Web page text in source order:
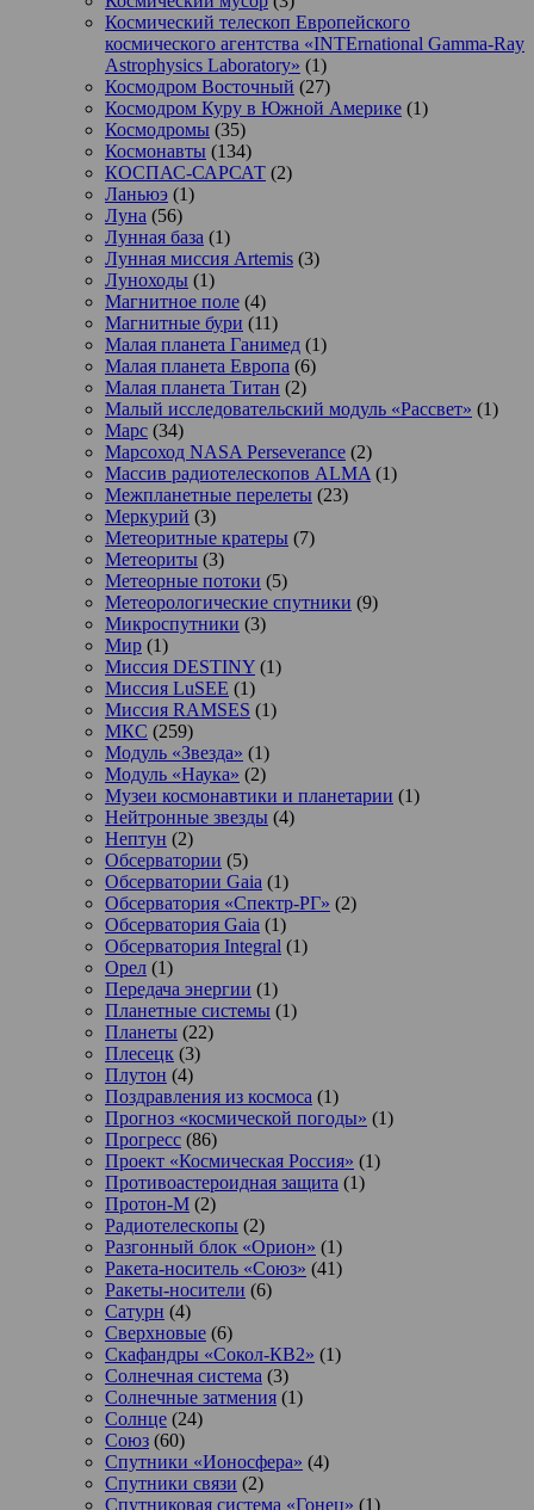
Космический телескоп Европейского
космического агентства «INTErnational Gamma-Ray
Astrophysics Laboratory» (1)
Космодром Восточный (27)
Космодром Куру в Южной Америке (1)
Космодромы (35)
Космонавты (134)
КОСПАС-САРСАТ (2)
Ланьюэ (1)
Луна (56)
Лунная база (1)
Лунная миссия Artemis (3)
Луноходы (1)
Магнитное поле (4)
Магнитные бури (11)
Малая планета Ганимед (1)
Малая планета Европа (6)
Малая планета Титан (2)
Малый исследовательский модуль «Рассвет» (1)
Марс (34)
Марсоход NASA Perseverance (2)
Массив радиотелескопов ALMA (1)
Межпланетные перелеты (23)
Меркурий (3)
Метеоритные кратеры (7)
Метеориты (3)
Метеорные потоки (5)
Метеорологические спутники (9)
Микроспутники (3)
Мир (1)
Миссия DESTINY (1)
Миссия LuSEE (1)
Миссия RAMSES (1)
МКС (259)
Модуль «Звезда» (1)
Модуль «Наука» (2)
Музеи космонавтики и планетарии (1)
Нейтронные звезды (4)
Нептун (2)
Обсерватории (5)
Обсерватории Gaia (1)
Обсерватория «Спектр-РГ» (2)
Обсерватория Gaia (1)
Обсерватория Integral (1)
Орел (1)
Передача энергии (1)
Планетные системы (1)
Планеты (22)
Плесецк (3)
Плутон (4)
Поздравления из космоса (1)
Прогноз «космической погоды» (1)
Прогресс (86)
Проект «Космическая Россия» (1)
Противоастероидная защита (1)
Протон-М (2)
Радиотелескопы (2)
Разгонный блок «Орион» (1)
Ракета-носитель «Союз» (41)
Ракеты-носители (6)
Сатурн (4)
Сверхновые (6)
Скафандры «Сокол-КВ2» (1)
Солнечная система (3)
Солнечные затмения (1)
Солнце (24)
Союз (60)
Спутники «Ионосфера» (4)
Спутники связи (2)
Спутниковая система «Гонец» (1)